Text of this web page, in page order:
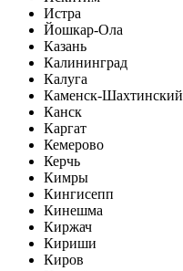
Истра
Йошкар-Ола
Казань
Калининград
Калуга
Каменск-Шахтинский
Канск
Каргат
Кемерово
Керчь
Кимры
Кингисепп
Кинешма
Киржач
Кириши
Киров